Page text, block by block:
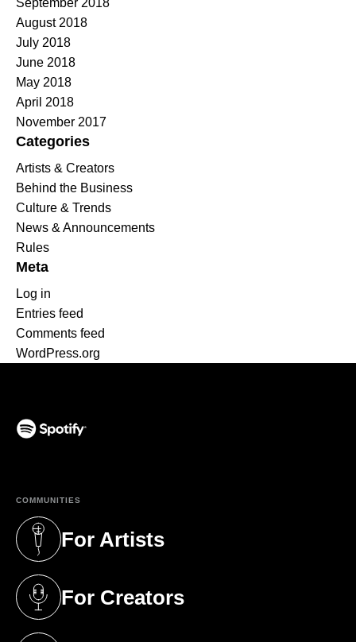
September 2018
August 2018
July 2018
June 2018
May 2018
April 2018
November 2017
Categories
Artists & Creators
Behind the Business
Culture & Trends
News & Announcements
Rules
Meta
Log in
Entries feed
Comments feed
WordPress.org
COMMUNITIES
For Artists
(opens in a new tab)
For Creators
(opens in a new tab)